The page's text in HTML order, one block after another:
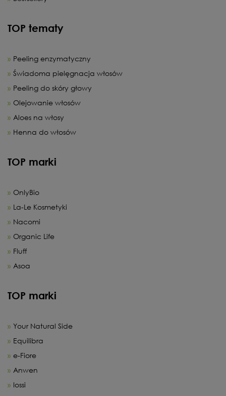
TOP tematy
Peeling enzymatyczny
Świadoma pielęgnacja włosów
Peeling do skóry głowy
Olejowanie włosów
Aloes na włosy
Henna do włosów
TOP marki
OnlyBio
La-Le Kosmetyki
Nacomi
Organic Life
Fluff
Asoa
TOP marki
Your Natural Side
Equilibra
e-Fiore
Anwen
Iossi